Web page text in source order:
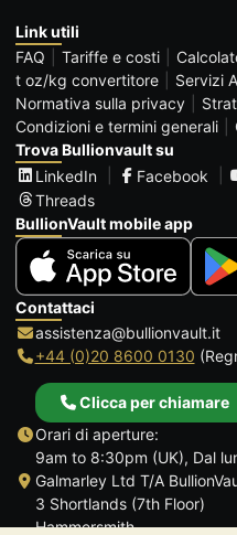
Link utili
FAQ
Tariffe e costi
t oz/kg convertitore
Servizi
Normativa sulla privacy
Condizioni e termini generali
Trova Bullionvault su
LinkedIn
Facebook
Threads
BullionVault mobile app
Contattaci
assistenza@bullionvault.it
+44 (0)20 8600 0130
Clicca per chiamare
Orari di aperture:
9am to 8:30pm (UK), Dal
Galmarley Ltd T/A
3 Shortlands (7th Floor)
Hammersmith